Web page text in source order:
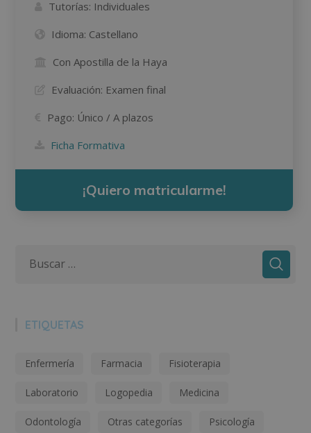
Tutorías: Individuales
Idioma: Castellano
Con Apostilla de la Haya
Evaluación: Examen final
Pago: Único / A plazos
Ficha Formativa
¡Quiero matricularme!
ETIQUETAS
Enfermería Farmacia Fisioterapia
Laboratorio Logopedia Medicina
Odontología Otras categorías Psicología